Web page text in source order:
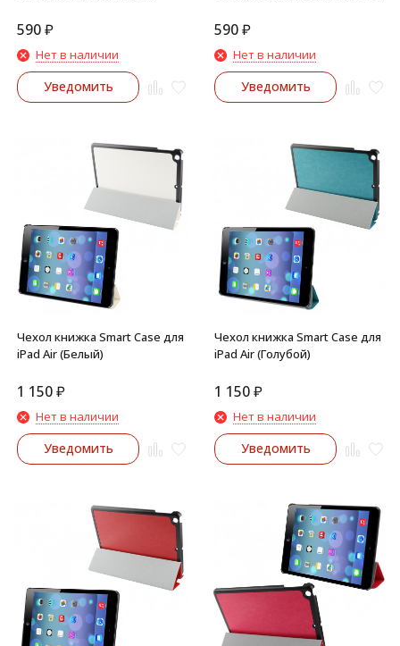
590₽
Нет в наличии
Уведомить
590₽
Нет в наличии
Уведомить
Чехол книжка Smart Case для
iPad Air (Белый)
1 150₽
Нет в наличии
Уведомить
Чехол книжка Smart Case для
iPad Air (Голубой)
1 150₽
Нет в наличии
Уведомить